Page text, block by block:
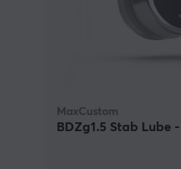
MaxCustom
BDZg1.5 Stab Lube